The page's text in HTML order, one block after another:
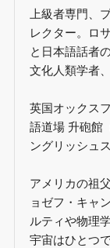
上級者専門、
レクター。ロ
と日本語話者
文化人類学者
英国オックス
語道場 升砲館
ングリッシュ
アメリカの祖
ョゼフ・キャ
ルティや物理
宇宙はひとつ